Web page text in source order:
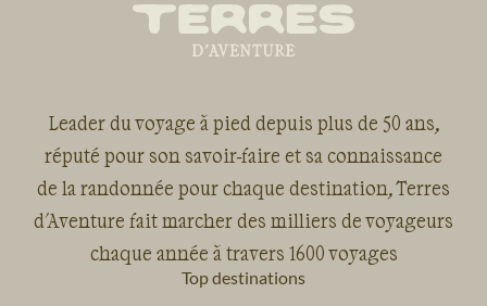
Leader du voyage à pied depuis plus de 50 ans,
réputé pour son savoir-faire et sa connaissance
de la randonnée pour chaque destination, Terres
d'Aventure fait marcher des milliers de voyageurs
chaque année à travers 1600 voyages
Top destinations